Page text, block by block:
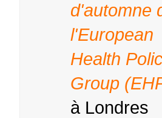
d'automne
l'European
Health
Group
à Londres